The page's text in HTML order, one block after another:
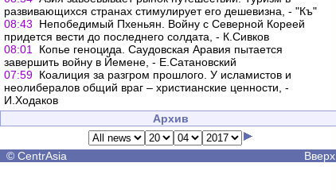
развивающихся странах стимулирует его дешевизна, - "Къ"
08:43
Непобедимый Пхеньян. Войну с Северной Кореей
придется вести до последнего солдата, - К.Сивков
08:01
Копье геноцида. Саудовская Аравия пытается
завершить войну в Йемене, - Е.Сатановский
07:59 Коалиция за разгром прошлого. У исламистов и
неолибералов общий враг – христианские ценности, -
И.Ходаков
Архив
© CentrAsia Вверх